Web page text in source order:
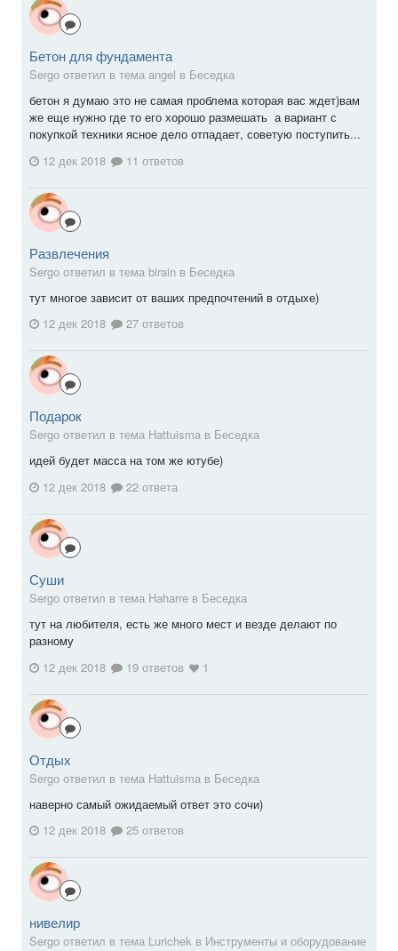
Бетон для фундамента
Sergо ответил в тема angel в Беседка
бетон я думаю это не самая проблема которая вас ждет)вам
же еще нужно где то его хорошо размешать а вариант с
покупкой техники ясное дело отпадает, советую поступить...
12 дек 2018
11 ответов
Развлечения
Sergо ответил в тема birain в Беседка
тут многое зависит от ваших предпочтений в отдыхе)
12 дек 2018
27 ответов
Подарок
Sergо ответил в тема Hattuisma в Беседка
идей будет масса на том же ютубе)
12 дек 2018
22 ответа
Суши
Sergо ответил в тема Haharre в Беседка
тут на любителя, есть же много мест и везде делают по
разному
12 дек 2018
19 ответов 1
Отдых
Sergо ответил в тема Hattuisma в Беседка
наверно самый ожидаемый ответ это сочи)
12 дек 2018
25 ответов
нивелир
Sergо ответил в тема Lurichek в Инструменты и оборудование